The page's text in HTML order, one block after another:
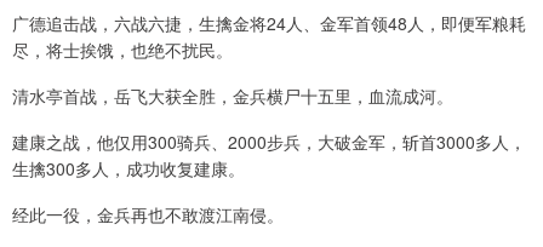
广德追击战，六战六捷，生擒金将24人、金军首领48人，即便军粮耗
尽，将士挨饿，也绝不扰民。
清水亭首战，岳飞大获全胜，金兵横尸十五里，血流成河。
建康之战，他仅用300骑兵、2000步兵，大破金军，斩首3000多人，
生擒300多人，成功收复建康。
经此一役，金兵再也不敢渡江南侵。